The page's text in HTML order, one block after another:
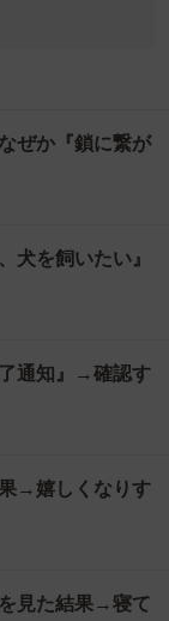
ぜか『鎖に繋が
犬を飼いたい』
通知』→確認す
→嬉しくなりす
見た結果→寝て